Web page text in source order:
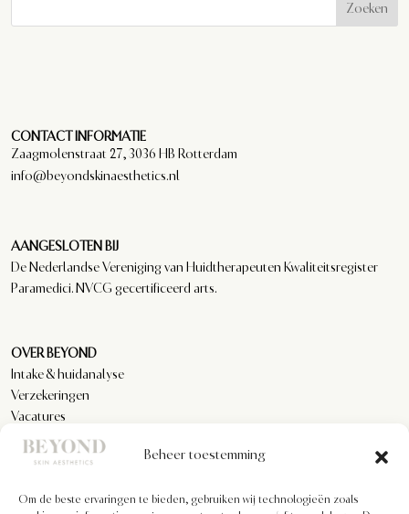
Beheer toestemming
Om de beste ervaringen te bieden, gebruiken wij technologieën zoals
Zoeken
CONTACT INFORMATIE
Zaagmolenstraat 27, 3036 HB Rotterdam
info@beyondskinaesthetics.nl
AANGESLOTEN BIJ
De Nederlandse Vereniging van Huidtherapeuten Kwaliteitsregister
Paramedici. NVCG gecertificeerd arts.
OVER BEYOND
Intake & huidanalyse
Verzekeringen
Vacatures
Reviews
KLANTENSERVICE